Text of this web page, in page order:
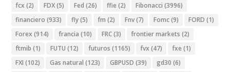
fcx (2) FDX(5) Fed (26) ffie (2) Fibonacci (3996)
financiero (933) fly(5) fm (2) Fnv(7) Fomc(9) FORD (1)
Forex (914) francia (10) FRC(3) frontier markets (2)
ftmib (1) FUTU (12) futuros (1165) fvx (47) fxe (1)
FXI (102) Gas natural (123) GBPUSD (39) gd30 (6)